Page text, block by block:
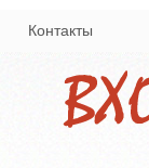
Контакты